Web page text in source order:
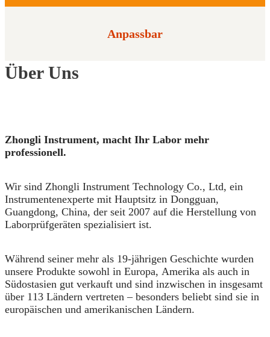
Anpassbar
Über Uns
Zhongli Instrument, macht Ihr Labor mehr
professionell.
Wir sind Zhongli Instrument Technology Co., Ltd, ein
Instrumentenexperte mit Hauptsitz in Dongguan,
Guangdong, China, der seit 2007 auf die Herstellung von
Laborprüfgeräten spezialisiert ist.
Während seiner mehr als 19-jährigen Geschichte wurden
unsere Produkte sowohl in Europa, Amerika als auch in
Südostasien gut verkauft und sind inzwischen in insgesamt
über 113 Ländern vertreten – besonders beliebt sind sie in
europäischen und amerikanischen Ländern.